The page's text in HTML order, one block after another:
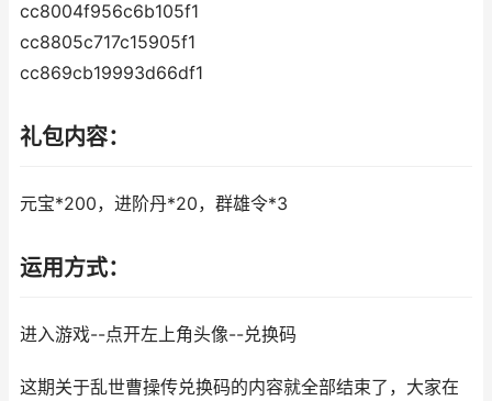
cc8004f956c6b105f1
cc8805c717c15905f1
cc869cb19993d66df1
礼包内容：
元宝*200，进阶丹*20，群雄令*3
运用方式：
进入游戏--点开左上角头像--兑换码
这期关于乱世曹操传兑换码的内容就全部结束了，大家在